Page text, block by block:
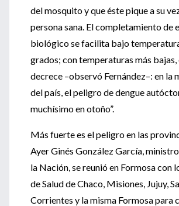
del mosquito y que éste pique a su
persona sana. El completamiento de
biológico se facilita bajo
grados; con temperaturas más bajas,
decrece –observó Fernández–: en la
del país, el peligro de dengue
muchísimo en otoño”.
Más fuerte es el peligro en las
Ayer Ginés González García,
la Nación, se reunió en Formosa con
de Salud de Chaco, Misiones, Jujuy,
Corrientes y la misma Formosa para